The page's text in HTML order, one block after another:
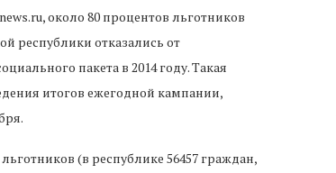
около 80 процентов льготников
республики отказались от
пакета в 2014 году. Такая
итогов ежегодной кампании,
(в республике 56457 граждан,